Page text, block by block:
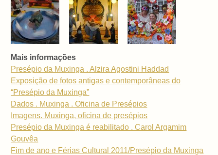
Mais informações
Presépio da Muxinga . Alzira Agostini Haddad
Exposição de fotos antigas e contemporâneas do
“Presépio da Muxinga”
Dados . Muxinga . Oficina de Presépios
Imagens. Muxinga, oficina de presépios
Presépio da Muxinga é reabilitado . Carol Argamim
Gouvêa
Fim de ano e Férias Cultural 2011/Presépio da Muxinga